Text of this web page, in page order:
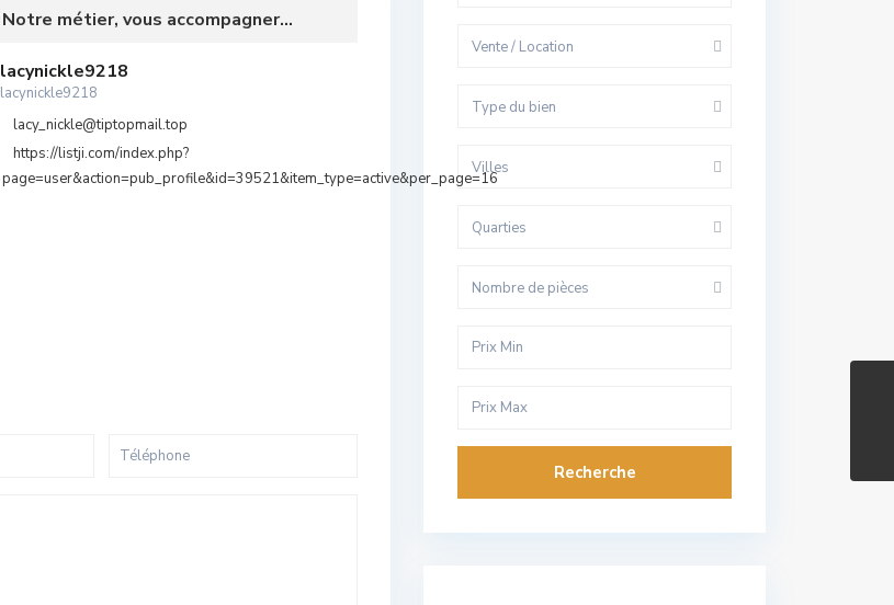
Notre métier, vous accompagner...
lacynickle9218
lacynickle9218
lacy_nickle@tiptopmail.top
https://listji.com/index.php?
page=user&action=pub_profile&id=39521&item_type=active&per_page=16
Vente / Location
Type du bien
Villes
Quarties
Nombre de pièces
Recherche